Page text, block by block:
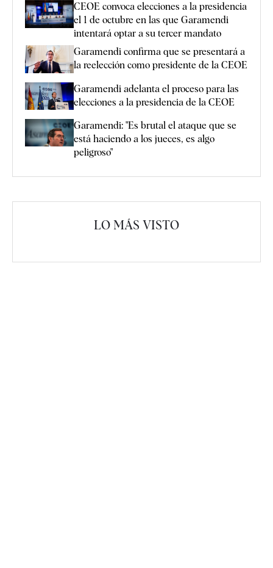
CEOE convoca elecciones a la presidencia
el 1 de octubre en las que Garamendi
intentará optar a su tercer mandato
Garamendi confirma que se presentará a
la reelección como presidente de la CEOE
Garamendi adelanta el proceso para las
elecciones a la presidencia de la CEOE
Garamendi: "Es brutal el ataque que se
está haciendo a los jueces, es algo
peligroso"
LO MÁS VISTO